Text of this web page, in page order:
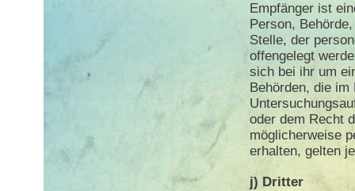
Empfänger ist
Person,
Stelle, der
offengelegt
sich bei ihr um
Behörden, die
oder dem Recht
möglicherweise
erhalten, gelten
j) Dritter